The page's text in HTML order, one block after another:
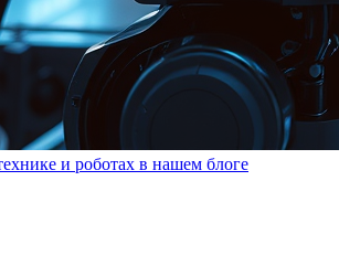
и роботах в нашем блоге